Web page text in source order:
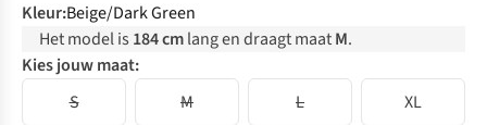
Kleur:Beige/Dark Green
Het model is 184 cmlang en draagt maatM.
Kies jouw maat:
S
M L XL